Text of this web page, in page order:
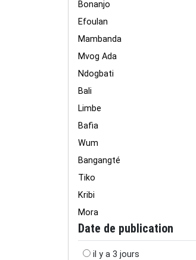
Bonanjo
Efoulan
Mambanda
Mvog Ada
Ndogbati
Bali
Limbe
Bafia
Wum
Bangangté
Tiko
Kribi
Mora
Date de publication
il y a 3 jours